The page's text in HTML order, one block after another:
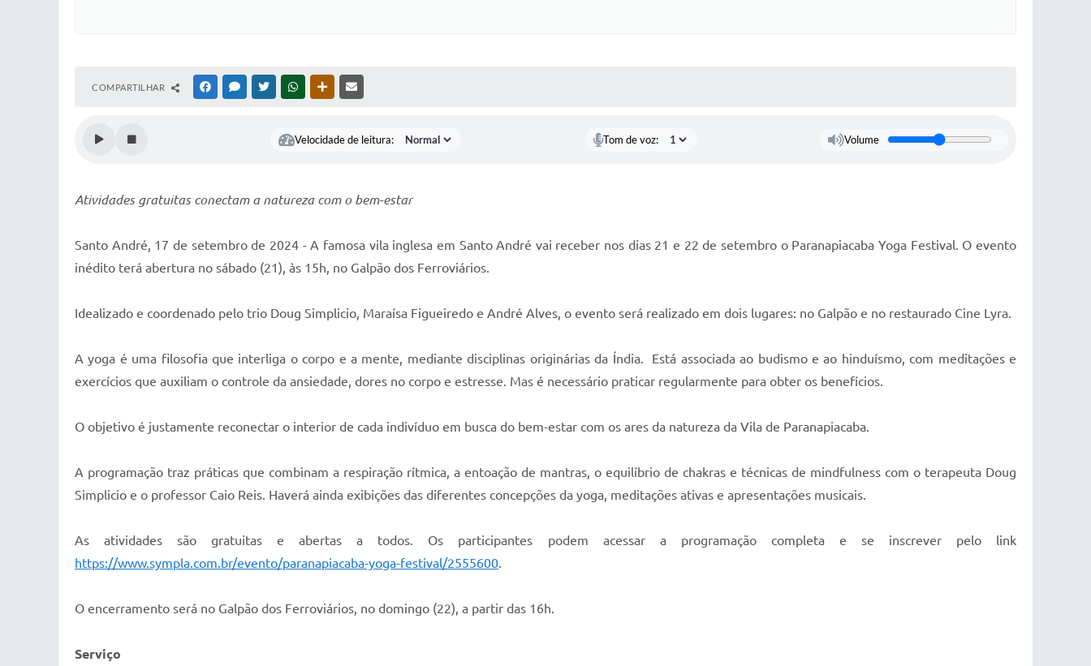
COMPARTILHAR FACEBOOKMESSENGER
TWITTERWHATSAPPOUTRAS MÍDIAS
Velocidade de leitura: Tom de voz: Volume
Atividades gratuitas conectam a natureza com o bem-estar
Santo André, 17 de setembro de 2024 - A famosa vila inglesa em Santo André vai receber nos dias 21 e 22 de setembro o Paranapiacaba Yoga Festival. O evento
inédito terá abertura no sábado (21), às 15h, no Galpão dos Ferroviários.
Idealizado e coordenado pelo trio Doug Simplicio, Maraísa Figueiredo e André Alves, o evento será realizado em dois lugares: no Galpão e no restaurado Cine Lyra.
A yoga é uma filosofia que interliga o corpo e a mente, mediante disciplinas originárias da Índia. Está associada ao budismo e ao hinduísmo, com meditações e
exercícios que auxiliam o controle da ansiedade, dores no corpo e estresse. Mas é necessário praticar regularmente para obter os benefícios.
O objetivo é justamente reconectar o interior de cada indivíduo em busca do bem-estar com os ares da natureza da Vila de Paranapiacaba.
A programação traz práticas que combinam a respiração rítmica, a entoação de mantras, o equilíbrio de chakras e técnicas de mindfulness com o terapeuta Doug
Simplicio e o professor Caio Reis. Haverá ainda exibições das diferentes concepções da yoga, meditações ativas e apresentações musicais.
As atividades são gratuitas e abertas a todos. Os participantes podem acessar a programação completa e se inscrever pelo link
https://www.sympla.com.br/evento/paranapiacaba-yoga-festival/2555600.
O encerramento será no Galpão dos Ferroviários, no domingo (22), a partir das 16h.
Serviço